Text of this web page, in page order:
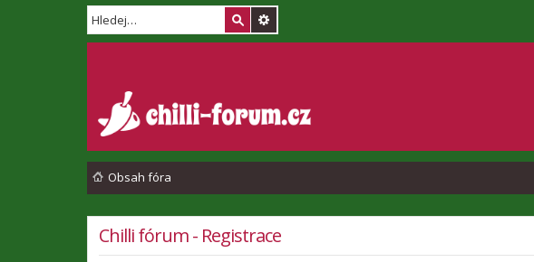
Obsah fóra
Chilli fórum - Registrace